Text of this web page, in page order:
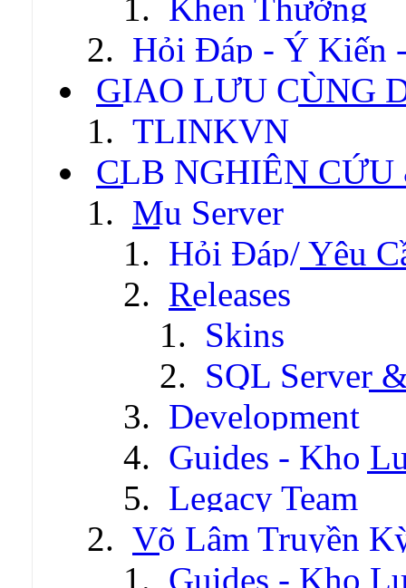
Khen Thưởng
Hỏi Đáp - Ý Kiến
GIAO LƯU CÙNG
TLINKVN
CLB NGHIÊN
Mu Server
Hỏi Đáp/ Yêu
Releases
Skins
SQL Server
Development
Guides - Kho
Legacy Team
Võ Lâm Truyền
Guides - Kho